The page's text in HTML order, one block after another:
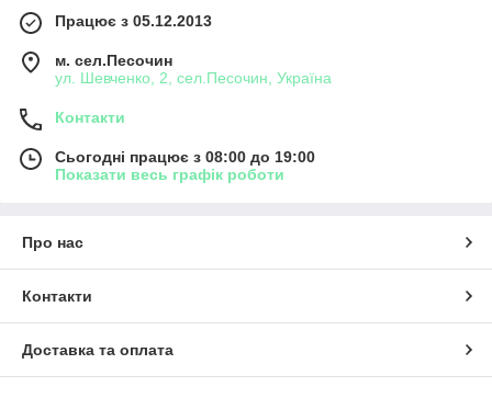
Працює з 05.12.2013
м. сел.Песочин
ул. Шевченко, 2, сел.Песочин, Україна
Контакти
Сьогодні працює з 08:00 до 19:00
Показати весь графік роботи
Про нас
Контакти
Доставка та оплата